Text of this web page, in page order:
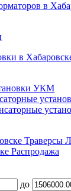
УКМ
Траверсы
Распродажа
до